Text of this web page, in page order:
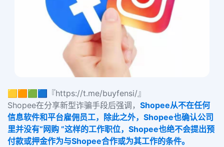
🟨🟧🟩🟦『https://t.me/buyfensi/』
Shopee在分享新型诈骗手段后强调， Shopee从不在任何
信息软件和平台雇佣员工，除此之外，Shopee也确认公司
里并没有“网购 ”这样的工作职位，Shopee也绝不会提出预
付款或押金作为与Shopee合作或为其工作的条件。